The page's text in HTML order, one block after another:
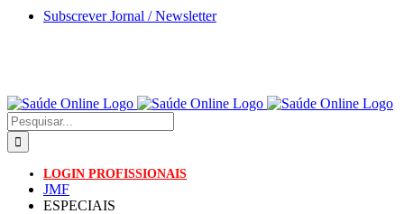
Skip
Subscrever Jornal / Newsletter
Pesquisar
LOGIN PROFISSIONAIS
JMF
ESPECIAIS